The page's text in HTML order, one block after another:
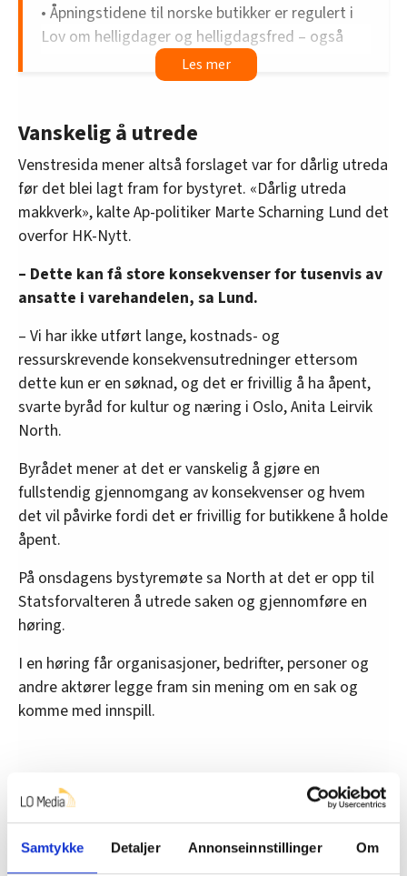
Samtykke Detaljer Annonseinnstillinger Om
• Åpningstidene til norske butikker er regulert i
Lov om helligdager og helligdagsfred – også
kjent som helligdagsfredloven eller
• Loven sier at butikker i hovedsak skal holde
stengt på søndager og andre helligdager.
• Det finnes flere unntak fra loven. For eksempel
for butikker på typiske turiststeder eller kiosker
og dagligvarebutikker under 100 kvadratmeter.
• Det finnes ingen unntak for togstasjoner og
andre trafikknutepunkter – utenom flyplasser.
• Statsforvalteren kan gi dispensasjon fra loven
dersom det foreligger «særlige grunner». Ifølge
forarbeidene til loven kan dette være
idrettsarrangementer, festivaler og lignende
som påvirker større deler av en kommune eller
• Slike dispensasjoner må være tidsbegrensa og
kan ikke gis for hver søndag eller for en lengre
periode.
Kilder: Statsforvalteren i Østfold, Buskerud, Oslo og Akershus;
helligdagsloven, HK-Nytt
Vanskelig å utrede
Venstresida mener altså forslaget var for dårlig utreda
før det blei lagt fram for bystyret. «Dårlig utreda
makkverk», kalte Ap-politiker Marte Scharning Lund det
overfor HK-Nytt.
– Dette kan få store konsekvenser for tusenvis av
ansatte i varehandelen, sa Lund.
– Vi har ikke utført lange, kostnads- og
ressurskrevende konsekvensutredninger ettersom
dette kun er en søknad, og det er frivillig å ha åpent,
svarte byråd for kultur og næring i Oslo, Anita Leirvik
North.
Byrådet mener at det er vanskelig å gjøre en
fullstendig gjennomgang av konsekvenser og hvem
det vil påvirke fordi det er frivillig for butikkene å holde
åpent.
På onsdagens bystyremøte sa North at det er opp til
Statsforvalteren å utrede saken og gjennomføre en
høring.
I en høring får organisasjoner, bedrifter, personer og
andre aktører legge fram sin mening om en sak og
komme med innspill.
Næringa er delt
Daniel Torklidsen Lea i Oslo Handelsstands forening
sier til NRK
at det er delte meninger om søndagsåpne
butikker for turister.